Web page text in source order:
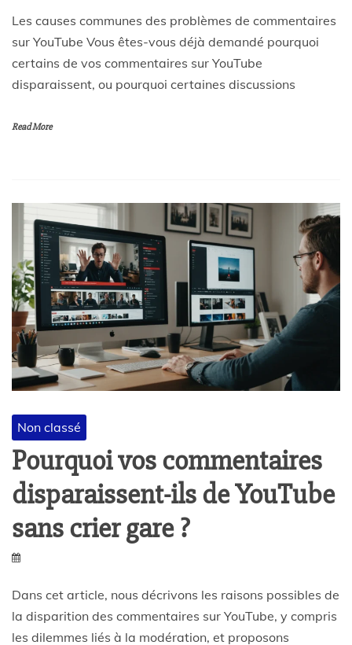
Les causes communes des problèmes de commentaires
sur YouTube Vous êtes-vous déjà demandé pourquoi
certains de vos commentaires sur YouTube
disparaissent, ou pourquoi certaines discussions
Read More
Non classé
Pourquoi vos commentaires
disparaissent-ils de YouTube
sans crier gare ?
Dans cet article, nous décrivons les raisons possibles de
la disparition des commentaires sur YouTube, y compris
les dilemmes liés à la modération, et proposons